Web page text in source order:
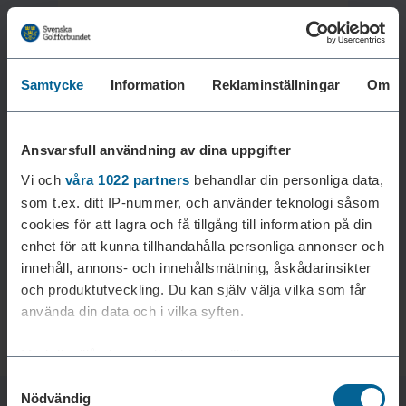
Samtycke Information Reklaminställningar Om
Ansvarsfull användning av dina uppgifter
Vi och våra 1022 partners behandlar din personliga data,
som t.ex. ditt IP-nummer, och använder teknologi såsom
cookies för att lagra och få tillgång till information på din
enhet för att kunna tillhandahålla personliga annonser och
innehåll, annons- och innehållsmätning, åskådarinsikter
och produktutveckling. Du kan själv välja vilka som får
använda din data och i vilka syften.
Med din tillåtelse skulle vi även vilja:
kan ha en noggrannhet på upp till flera meter
Nödvändig
Laddar reklam...